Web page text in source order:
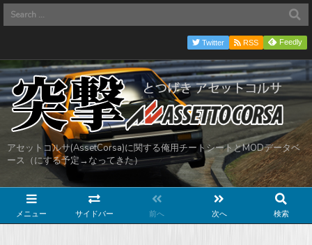
アセットコルサ(AssetCorsa)に関する俺用チートシートとMODデータベ
ース（にする予定→なってきた）
メニュー サイドバー 前へ 次へ 検索
Twitter RSS Feedly